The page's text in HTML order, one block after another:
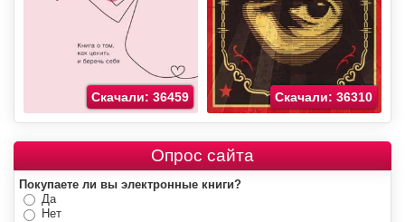
Скачали: 36459 Скачали: 36310
Опрос сайта
Покупаете ли вы электронные книги?
Да
Нет